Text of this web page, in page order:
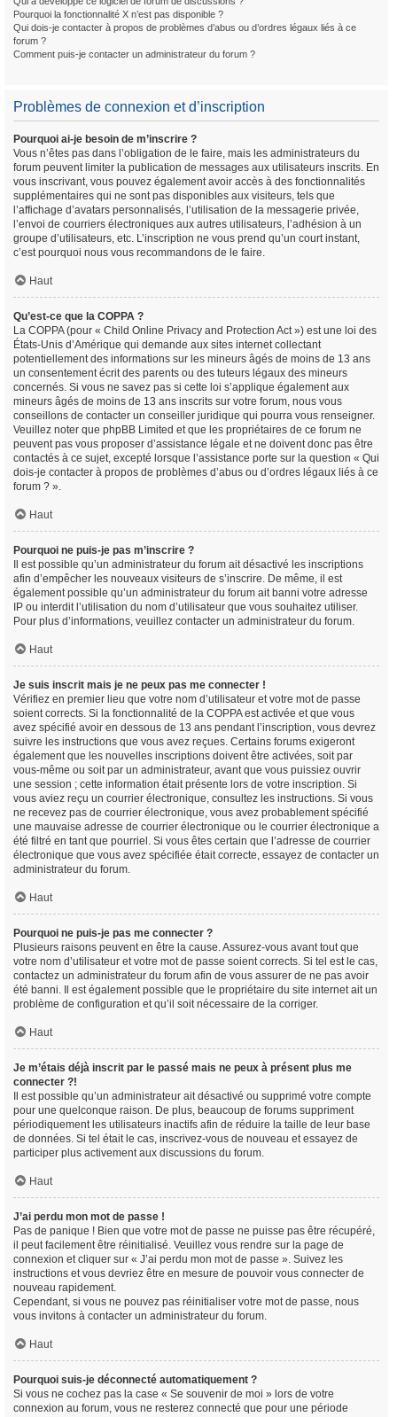
Pourquoi la fonctionnalité X n’est pas disponible ?
Qui dois-je contacter à propos de problèmes d’abus ou d’ordres légaux liés à ce
forum ?
Comment puis-je contacter un administrateur du forum ?
Problèmes de connexion et d’inscription
Pourquoi ai-je besoin de m’inscrire ?
Vous n’êtes pas dans l’obligation de le faire, mais les administrateurs du
forum peuvent limiter la publication de messages aux utilisateurs inscrits. En
vous inscrivant, vous pouvez également avoir accès à des fonctionnalités
supplémentaires qui ne sont pas disponibles aux visiteurs, tels que
l’affichage d’avatars personnalisés, l’utilisation de la messagerie privée,
l’envoi de courriers électroniques aux autres utilisateurs, l’adhésion à un
groupe d’utilisateurs, etc. L’inscription ne vous prend qu’un court instant,
c’est pourquoi nous vous recommandons de le faire.
Haut
Qu’est-ce que la COPPA ?
La COPPA (pour « Child Online Privacy and Protection Act ») est une loi des
États-Unis d’Amérique qui demande aux sites internet collectant
potentiellement des informations sur les mineurs âgés de moins de 13 ans
un consentement écrit des parents ou des tuteurs légaux des mineurs
concernés. Si vous ne savez pas si cette loi s’applique également aux
mineurs âgés de moins de 13 ans inscrits sur votre forum, nous vous
conseillons de contacter un conseiller juridique qui pourra vous renseigner.
Veuillez noter que phpBB Limited et que les propriétaires de ce forum ne
peuvent pas vous proposer d’assistance légale et ne doivent donc pas être
contactés à ce sujet, excepté lorsque l’assistance porte sur la question « Qui
dois-je contacter à propos de problèmes d’abus ou d’ordres légaux liés à ce
forum ? ».
Haut
Pourquoi ne puis-je pas m’inscrire ?
Il est possible qu’un administrateur du forum ait désactivé les inscriptions
afin d’empêcher les nouveaux visiteurs de s’inscrire. De même, il est
également possible qu’un administrateur du forum ait banni votre adresse
IP ou interdit l’utilisation du nom d’utilisateur que vous souhaitez utiliser.
Pour plus d’informations, veuillez contacter un administrateur du forum.
Haut
Je suis inscrit mais je ne peux pas me connecter !
Vérifiez en premier lieu que votre nom d’utilisateur et votre mot de passe
soient corrects. Si la fonctionnalité de la COPPA est activée et que vous
avez spécifié avoir en dessous de 13 ans pendant l’inscription, vous devrez
suivre les instructions que vous avez reçues. Certains forums exigeront
également que les nouvelles inscriptions doivent être activées, soit par
vous-même ou soit par un administrateur, avant que vous puissiez ouvrir
une session ; cette information était présente lors de votre inscription. Si
vous aviez reçu un courrier électronique, consultez les instructions. Si vous
ne recevez pas de courrier électronique, vous avez probablement spécifié
une mauvaise adresse de courrier électronique ou le courrier électronique a
été filtré en tant que pourriel. Si vous êtes certain que l’adresse de courrier
électronique que vous avez spécifiée était correcte, essayez de contacter un
administrateur du forum.
Haut
Pourquoi ne puis-je pas me connecter ?
Plusieurs raisons peuvent en être la cause. Assurez-vous avant tout que
votre nom d’utilisateur et votre mot de passe soient corrects. Si tel est le cas,
contactez un administrateur du forum afin de vous assurer de ne pas avoir
été banni. Il est également possible que le propriétaire du site internet ait un
problème de configuration et qu’il soit nécessaire de la corriger.
Haut
Je m’étais déjà inscrit par le passé mais ne peux à présent plus me
connecter ?!
Il est possible qu’un administrateur ait désactivé ou supprimé votre compte
pour une quelconque raison. De plus, beaucoup de forums suppriment
périodiquement les utilisateurs inactifs afin de réduire la taille de leur base
de données. Si tel était le cas, inscrivez-vous de nouveau et essayez de
participer plus activement aux discussions du forum.
Haut
J’ai perdu mon mot de passe !
Pas de panique ! Bien que votre mot de passe ne puisse pas être récupéré,
il peut facilement être réinitialisé. Veuillez vous rendre sur la page de
connexion et cliquer sur « J’ai perdu mon mot de passe ». Suivez les
instructions et vous devriez être en mesure de pouvoir vous connecter de
nouveau rapidement.
Cependant, si vous ne pouvez pas réinitialiser votre mot de passe, nous
vous invitons à contacter un administrateur du forum.
Haut
Pourquoi suis-je déconnecté automatiquement ?
Si vous ne cochez pas la case « Se souvenir de moi » lors de votre
connexion au forum, vous ne resterez connecté que pour une période